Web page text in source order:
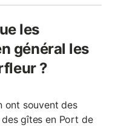
les
général les
?
ont souvent des
gîtes en Port de